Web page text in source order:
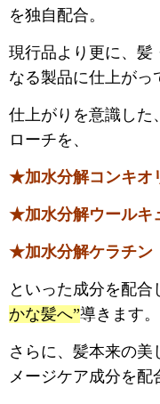
を独自配合。
現行品より更に、髪
なる製品に仕上がっ
仕上がりを意識した
ローチを、
★加水分解コンキオ
★加水分解ウールキ
★加水分解ケラチン
といった成分を配合
かな髪へ”導きます。
さらに、髪本来の
メージケア成分を配